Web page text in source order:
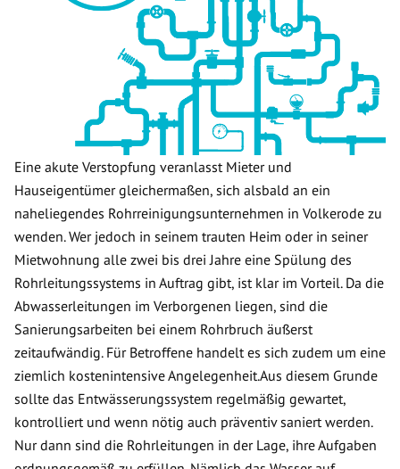
Eine akute Verstopfung veranlasst Mieter und
Hauseigentümer gleichermaßen, sich alsbald an ein
naheliegendes Rohrreinigungsunternehmen in Volkerode zu
wenden. Wer jedoch in seinem trauten Heim oder in seiner
Mietwohnung alle zwei bis drei Jahre eine Spülung des
Rohrleitungssystems in Auftrag gibt, ist klar im Vorteil. Da die
Abwasserleitungen im Verborgenen liegen, sind die
Sanierungsarbeiten bei einem Rohrbruch äußerst
zeitaufwändig. Für Betroffene handelt es sich zudem um eine
ziemlich kostenintensive Angelegenheit.Aus diesem Grunde
sollte das Entwässerungssystem regelmäßig gewartet,
kontrolliert und wenn nötig auch präventiv saniert werden.
Nur dann sind die Rohrleitungen in der Lage, ihre Aufgaben